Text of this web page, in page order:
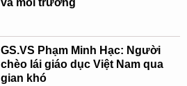
GS.VS Phạm Minh Hạc: Người
chèo lái giáo dục Việt Nam qua
gian khó